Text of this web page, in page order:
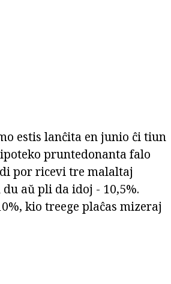
estis lanĉita en junio ĉi tiun
pruntedonanta falo
por ricevi tre malaltaj
aŭ pli da idoj - 10,5%.
kio treege plaĉas mizeraj